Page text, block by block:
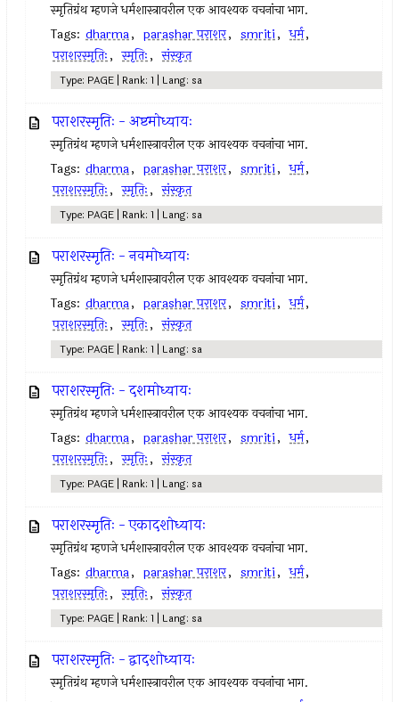
स्मृतिग्रंथ म्हणजे धर्मशास्त्रावरील एक आवश्यक वचनांचा भाग.
Tags: dharma, parashar पराशर, smriti, धर्म,
पराशरस्मृतिः, स्मृतिः, संस्कृत
Type: PAGE | Rank: 1 | Lang: sa
पराशरस्मृतिः - अष्टमोध्यायः
स्मृतिग्रंथ म्हणजे धर्मशास्त्रावरील एक आवश्यक वचनांचा भाग.
Tags: dharma, parashar पराशर, smriti, धर्म,
पराशरस्मृतिः, स्मृतिः, संस्कृत
Type: PAGE | Rank: 1 | Lang: sa
पराशरस्मृतिः - नवमोध्यायः
स्मृतिग्रंथ म्हणजे धर्मशास्त्रावरील एक आवश्यक वचनांचा भाग.
Tags: dharma, parashar पराशर, smriti, धर्म,
पराशरस्मृतिः, स्मृतिः, संस्कृत
Type: PAGE | Rank: 1 | Lang: sa
पराशरस्मृतिः - दशमोध्यायः
स्मृतिग्रंथ म्हणजे धर्मशास्त्रावरील एक आवश्यक वचनांचा भाग.
Tags: dharma, parashar पराशर, smriti, धर्म,
पराशरस्मृतिः, स्मृतिः, संस्कृत
Type: PAGE | Rank: 1 | Lang: sa
पराशरस्मृतिः - एकादशोध्यायः
स्मृतिग्रंथ म्हणजे धर्मशास्त्रावरील एक आवश्यक वचनांचा भाग.
Tags: dharma, parashar पराशर, smriti, धर्म,
पराशरस्मृतिः, स्मृतिः, संस्कृत
Type: PAGE | Rank: 1 | Lang: sa
पराशरस्मृतिः - द्वादशोध्यायः
स्मृतिग्रंथ म्हणजे धर्मशास्त्रावरील एक आवश्यक वचनांचा भाग.